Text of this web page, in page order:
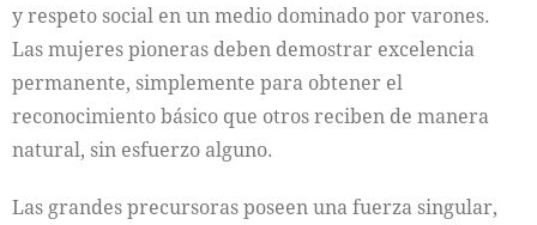
y respeto social en un medio dominado por varones.
Las mujeres pioneras deben demostrar excelencia
permanente, simplemente para obtener el
reconocimiento básico que otros reciben de manera
natural, sin esfuerzo alguno.
Las grandes precursoras poseen una fuerza singular,